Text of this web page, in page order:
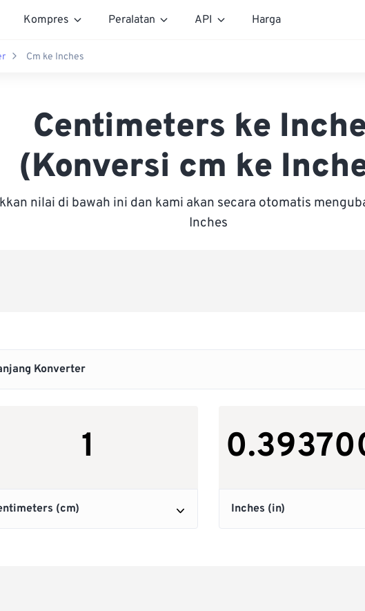
Kompres Peralatan API Harga
Cm ke Inches
Centimeters ke
(Konversi cm ke
nilai di bawah ini dan kami akan secara otomatis
Inches